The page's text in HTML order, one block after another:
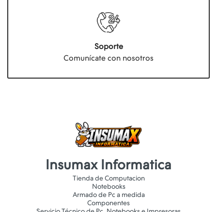
Soporte
Comunícate con nosotros
Insumax Informatica
Tienda de Computacion
Notebooks
Armado de Pc a medida
Componentes